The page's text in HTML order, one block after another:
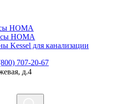
HOMA
HOMA
Kessel для канализации
707-20-67
д.4